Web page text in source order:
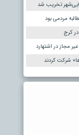
تخریب شد
مردمی بود